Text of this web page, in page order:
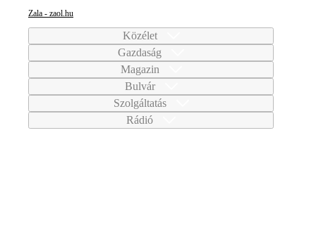
Zala - zaol.hu
Közélet
Gazdaság
Magazin
Bulvár
Szolgáltatás
Rádió